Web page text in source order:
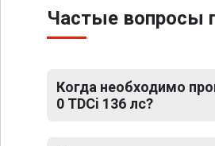
Частые вопросы
Когда необходимо
0 TDCi 136 лс?